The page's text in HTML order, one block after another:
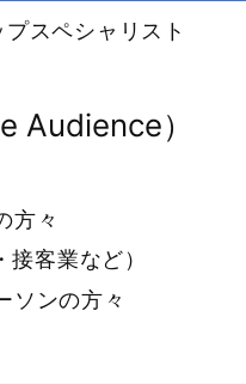
スペシャリスト
Audience）
方々
客業など）
ソンの方々